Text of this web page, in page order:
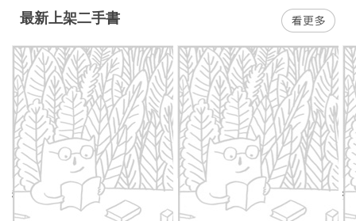
最新上架二手書
我真的不想和你待在這裡
【四年愛班校園日記2】我的
麻吉是女生